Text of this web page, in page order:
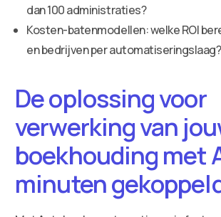
dan 100 administraties?
Kosten-batenmodellen: welke ROI
en bedrijven per automatiseringslaag?
De oplossing voor
verwerking van
boekhouding met
minuten